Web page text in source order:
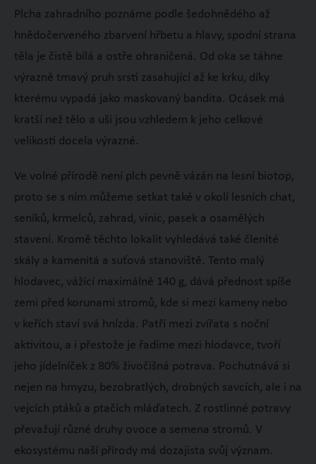
Plcha zahradního poznáme podle šedohnědého až
hnědočerveného zbarvení hřbetu a hlavy, spodní strana
těla je čistě bílá a ostře ohraničená. Od oka se táhne
výrazně tmavý pruh srsti zasahující až ke krku, díky
kterému vypadá jako maskovaný bandita. Ocásek má
kratší než tělo a uši jsou vzhledem k jeho celkové
velikosti docela výrazné.
Ve volné přírodě není plch pevně vázán na lesní biotop,
proto se s ním můžeme setkat také v okolí lesních chat,
seníků, krmelců, zahrad, vinic, pasek a osamělých
stavení. Kromě těchto lokalit vyhledává také členité
skály a kamenitá a suťová stanoviště. Tento malý
hlodavec, vážící maximálně 140 g, dává přednost spíše
zemi před korunami stromů, kde si mezi kameny nebo
v keřích staví svá hnízda. Patří mezi zvířata s noční
aktivitou, a i přestože je řadíme mezi hlodavce, tvoří
jeho jídelníček z 80% živočišná potrava. Pochutnává si
nejen na hmyzu, bezobratlých, drobných savcích, ale i na
vejcích ptáků a ptačích mláďatech. Z rostlinné potravy
převažují různé druhy ovoce a semena stromů. V
ekosystému naší přírody má dozajista svůj význam.